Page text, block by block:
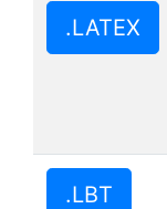
.LATEX
.LBT